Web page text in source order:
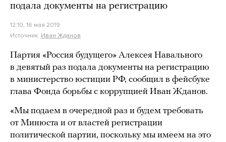
подала документы на регистрацию
12:10, 16 мая 2019
Источник: Иван Жданов
Партия «Россия будущего» Алексея Навального
в девятый раз подала документы на регистрацию
в министерство юстиции РФ, сообщил в фейсбуке
глава Фонда борьбы с коррупцией Иван Жданов.
«Мы подаем в очередной раз и будем требовать
от Минюста и от властей регистрации
политической партии, поскольку мы имеем на это